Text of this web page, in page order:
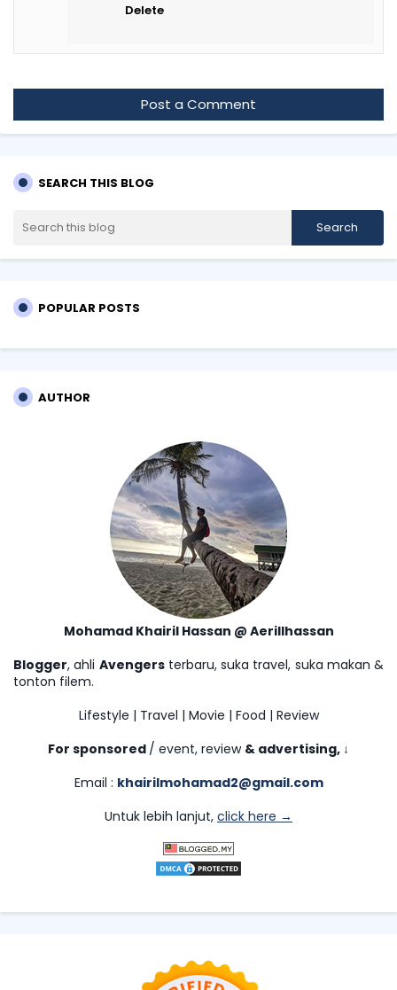
Delete
Post a Comment
SEARCH THIS BLOG
POPULAR POSTS
AUTHOR
Mohamad Khairil Hassan @ Aerillhassan
Blogger, ahli Avengersterbaru, suka travel, suka makan &
tonton filem.
Lifestyle | Travel | Movie | Food | Review
For sponsored / event, review & advertising, ↓
Email : khairilmohamad2@gmail.com
Untuk lebih lanjut, click here →